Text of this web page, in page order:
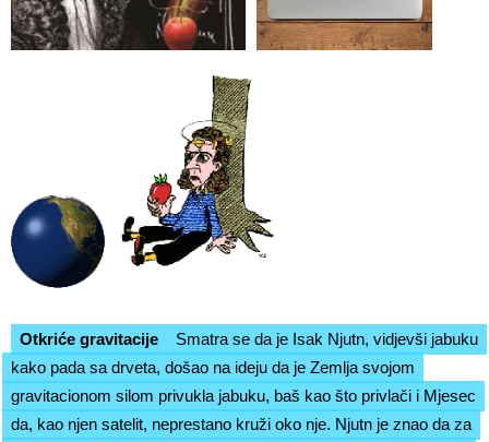
Otkriće gravitacije
Smatra se da je Isak Njutn, vidjevši jabuku
kako pada sa drveta, došao na ideju da je Zemlja svojom
gravitacionom silom privukla jabuku, baš kao što privlači i Mjesec
da, kao njen satelit, neprestano kruži oko nje. Njutn je znao da za